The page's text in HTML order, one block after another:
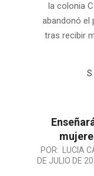
la colonia
abandonó el
tras recibir
POR: LUCIA
DE JULIO DE